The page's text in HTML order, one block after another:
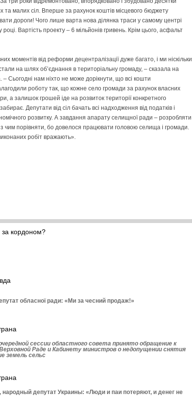
та малих сіл. Вперше за рахунок коштів місцевого бюджету
дороги! Чого лише варта нова ділянка траси у самому центрі
Вартість проекту – 6 мільйонів гривень. Крім цього, асфальт
моментів від реформи децентралізації дуже багато, і ми ніскільки
на шлях об’єднання в територіальну громаду, – сказала на
Сьогодні нам ніхто не може дорікнути, що всі кошти
роботу так, що кожне село громади за рахунок власних
а залишок грошей іде на розвиток території конкретного
Депутати від сіл бачать всі надходження від податків і
розвитку. А завдання апарату селищної ради – розробляти
чим порівняти, бо довелося працювати головою селища і громади.
робіт вражають».
за кордоном?
обласної ради: «Ми за чесний продаж!»
сессии областного совета принято обращение к
Раде и Кабинету министров о недопущении снятия
земель сельс
депутат Украины: «Люди и паи потеряют, и денег не